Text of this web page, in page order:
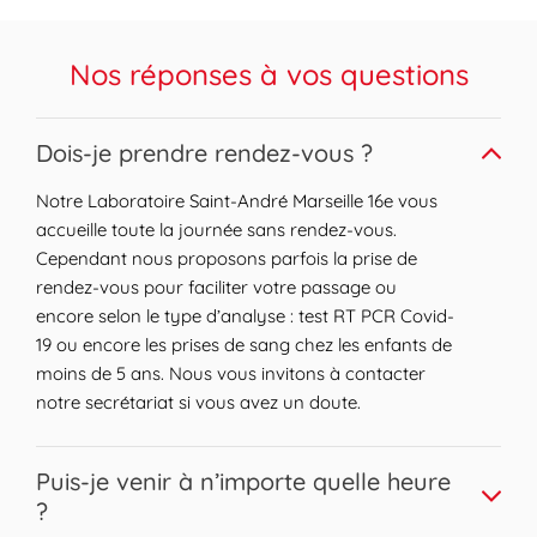
Maladie. Membre du réseau Biogroup
Provence, présent dans toute la France,
notre équipe s'appuie sur des protocoles
qualité exigeants et une expertise reconnue
pour vous garantir des résultats fiables.
Nos réponses à vos questions
Dois-je prendre rendez-vous ?
Expand or collapse answer
Notre Laboratoire Saint-André Marseille 16e vous
accueille toute la journée sans rendez-vous.
Cependant nous proposons parfois la prise de
rendez-vous pour faciliter votre passage ou
encore selon le type d’analyse : test RT PCR Covid-
19 ou encore les prises de sang chez les enfants de
moins de 5 ans. Nous vous invitons à contacter
notre secrétariat si vous avez un doute.
Puis-je venir à n’importe quelle heure
?
Expand or collapse answer